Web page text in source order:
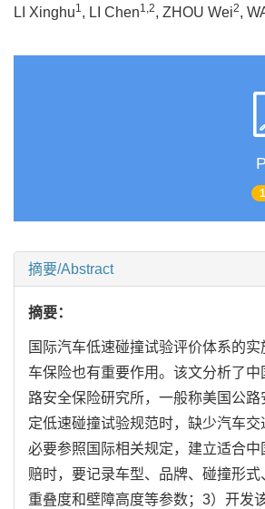
LI Xinghu1 , LI Chen1,2, ZHOU Wei2,
摘要/Abstract
摘要：
国际汽车低速碰撞试验评价体系的
车保险也有重要作用。该文分析了
路安全保险研究所，一般称美国公
定低速碰撞试验规范时，缺少汽车
必要参照国际相关规定，建立适合
赔时，要记录车型、品牌、碰撞形
重叠度和壁障高度等参数；3）开发